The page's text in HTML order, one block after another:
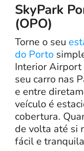
SkyPark
(OPO)
Torne o seu
do Porto
Interior Airport
seu carro nas
e entre
veículo é
cobertura.
de volta até si
fácil e